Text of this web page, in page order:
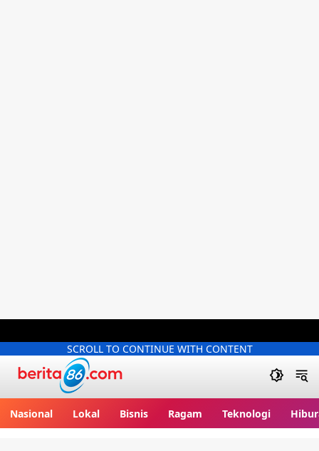
SCROLL TO CONTINUE WITH CONTENT
Nasional Lokal Bisnis Ragam Teknologi